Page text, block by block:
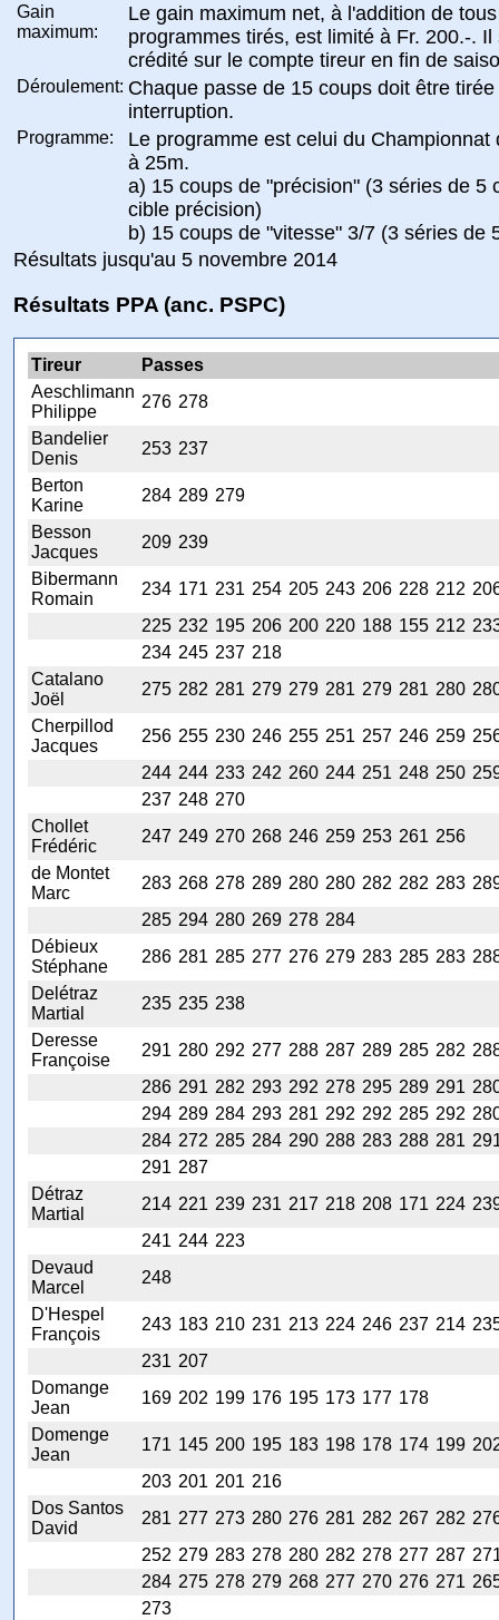
Gain
maximum:
Le gain maximum net, à l'addition de
programmes tirés, est limité à Fr. 200.-. Il
crédité sur le compte tireur en fin de
Déroulement: Chaque passe de 15 coups doit être
interruption.
Programme:
Le programme est celui du Championnat
à 25m.
a) 15 coups de "précision" (3 séries de 5
cible précision)
b) 15 coups de "vitesse" 3/7 (3 séries de
Résultats jusqu'au 5 novembre 2014
Résultats PPA (anc. PSPC)
Tireur
Passes
Aeschlimann
Philippe
276 278
Bandelier
Denis
253 237
Berton
Karine
284 289 279
Besson
Jacques
209 239
Bibermann
Romain
234 171 231 254 205 243 206 228 212
225 232 195 206 200 220 188 155 212
234 245 237 218
Catalano
Joël
275 282 281 279 279 281 279 281 280
Cherpillod
Jacques
256 255 230 246 255 251 257 246 259
244 244 233 242 260 244 251 248 250
237 248 270
Chollet
Frédéric
247 249 270 268 246 259 253 261 256
de Montet
Marc
283 268 278 289 280 280 282 282 283
285 294 280 269 278 284
Débieux
Stéphane
286 281 285 277 276 279 283 285 283
Delétraz
Martial
235 235 238
Deresse
Françoise
291 280 292 277 288 287 289 285 282
286 291 282 293 292 278 295 289 291
294 289 284 293 281 292 292 285 292
284 272 285 284 290 288 283 288 281
291 287
Détraz
Martial
214 221 239 231 217 218 208 171 224
241 244 223
Devaud
Marcel
248
D'Hespel
François
243 183 210 231 213 224 246 237 214
231 207
Domange
Jean
169 202 199 176 195 173 177 178
Domenge
Jean
171 145 200 195 183 198 178 174 199
203 201 201 216
Dos Santos
David
281 277 273 280 276 281 282 267 282
252 279 283 278 280 282 278 277 287
284 275 278 279 268 277 270 276 271
273